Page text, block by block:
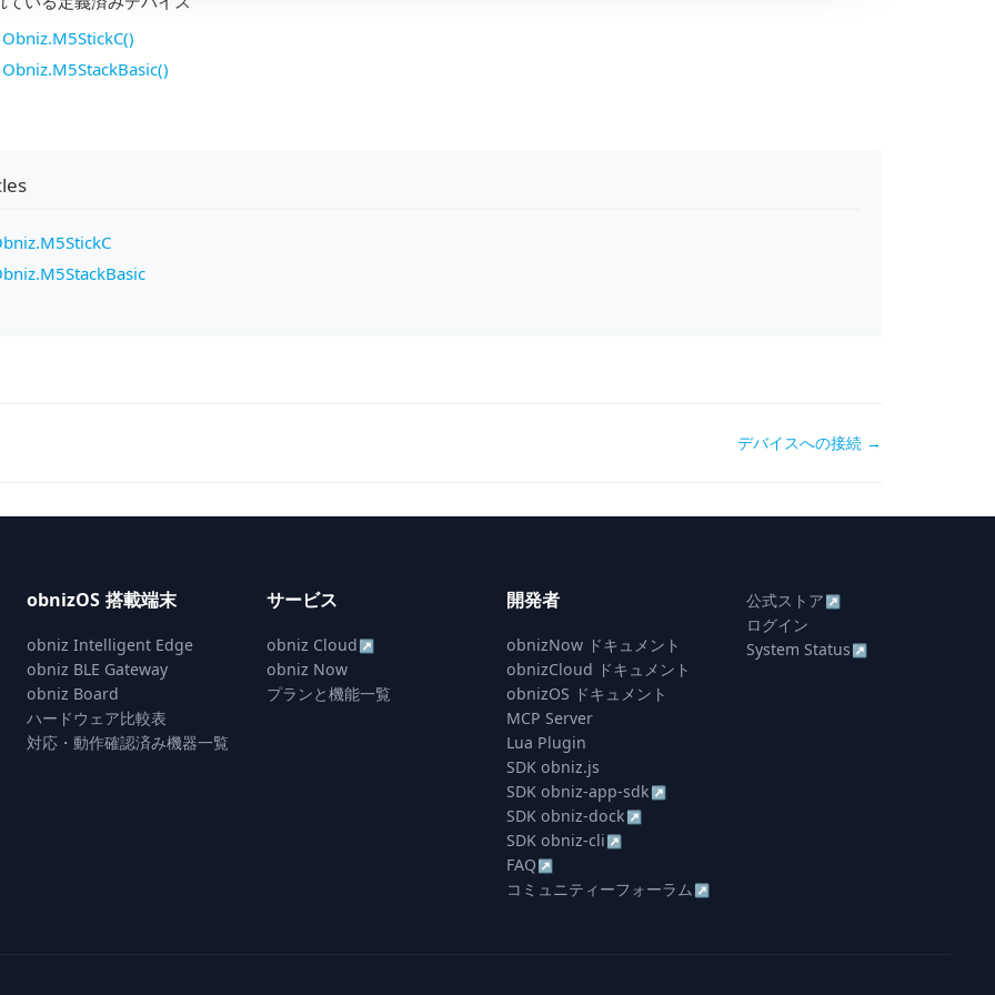
Obniz.M5StickC()
Obniz.M5StackBasic()
デバイスへの接続 →
obnizOS 搭載端末
obniz Intelligent Edge
obniz BLE Gateway
obniz Board
ハードウェア比較表
対応・動作確認済み機器一覧
サービス
obniz Cloud ↗
obniz Now
プランと機能一覧
開発者
obnizNow ドキュメント
obnizCloud ドキュメント
obnizOS ドキュメント
MCP Server
Lua Plugin
SDK obniz.js
SDK obniz-app-sdk ↗
SDK obniz-dock ↗
SDK obniz-cli ↗
FAQ ↗
コミュニティーフォーラム ↗
公式ストア ↗
ログイン
System Status ↗